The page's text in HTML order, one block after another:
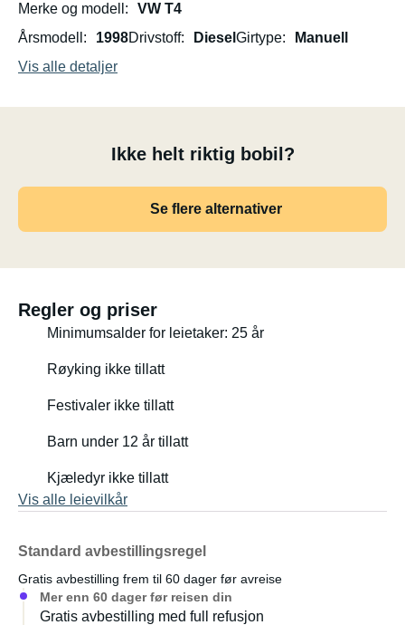
Merke og modell
VW T4
Årsmodell
1998Drivstoff Diesel Girtype
Manuell
Vis alle detaljer
Ikke helt riktig bobil?
Se flere alternativer
Regler og priser
Minimumsalder for leietaker: 25 år
Røyking ikke tillatt
Festivaler ikke tillatt
Barn under 12 år tillatt
Kjæledyr ikke tillatt
Vis alle leievilkår
Standard avbestillingsregel
Gratis avbestilling frem til 60 dager før avreise
Mer enn 60 dager før reisen din
Gratis avbestilling med full refusjon